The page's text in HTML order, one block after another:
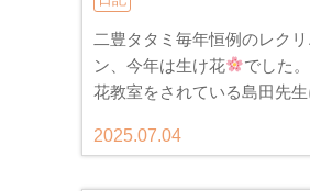
二豊タタミ毎年恒例のレク
ン、今年は生け花
でした
花教室をされている島田先生
2025.07.04